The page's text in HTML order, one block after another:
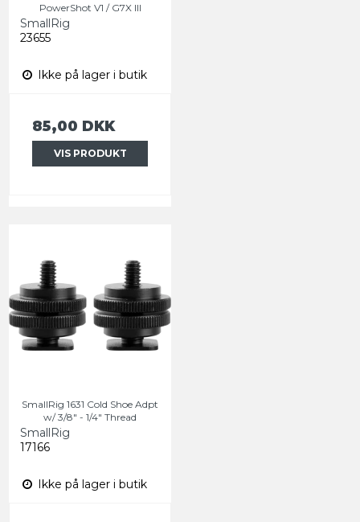
PowerShot V1 / G7X III
SmallRig
23655
Ikke på lager i butik
85,00 DKK
VIS PRODUKT
SmallRig 1631 Cold Shoe Adpt
w/ 3/8" - 1/4" Thread
SmallRig
17166
Ikke på lager i butik